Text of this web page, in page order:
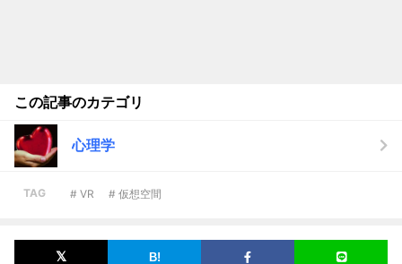
この記事のカテゴリ
心理学
TAG # VR # 仮想空間